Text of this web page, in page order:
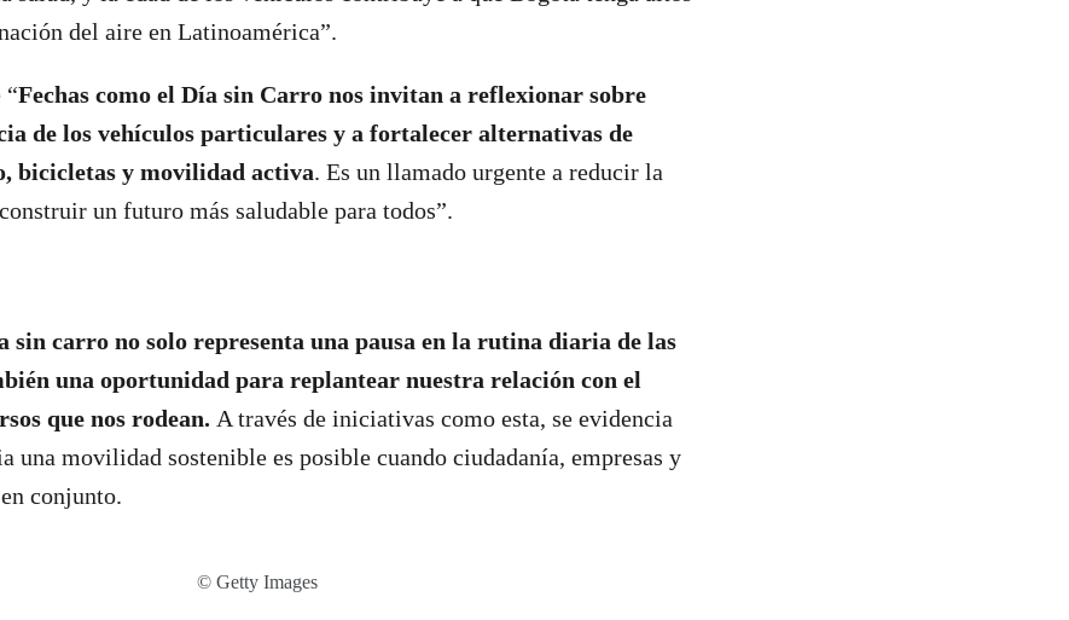
del aire en Latinoamérica”.
“Fechas como el Día sin Carro nos invitan a reflexionar sobre
de los vehículos particulares y a fortalecer alternativas de
bicicletas y movilidad activa. Es un llamado urgente a reducir la
un futuro más saludable para todos”.
sin carro no solo representa una pausa en la rutina diaria de las
una oportunidad para replantear nuestra relación con el
que nos rodean. A través de iniciativas como esta, se evidencia
una movilidad sostenible es posible cuando ciudadanía, empresas y
conjunto.
© Getty Images